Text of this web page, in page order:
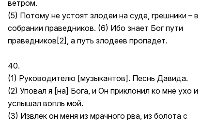
ветром.
(5) Потому не устоят злодеи на суде, грешники – в
собрании праведников. (6) Ибо знает Бог пути
праведников[2], а путь злодеев пропадет.
40.
(1) Руководителю [музыкантов]. Песнь Давида.
(2) Уповал я [на] Бога, и Он приклонил ко мне ухо и
услышал вопль мой.
(3) Извлек он меня из мрачного рва, из болота с